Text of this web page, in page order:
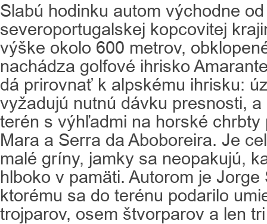
Slabú hodinku autom východne
severoportugalskej kopcovitej
výške okolo 600 metrov,
nachádza golfové ihrisko
dá prirovnať k alpskému ihrisku:
vyžadujú nutnú dávku presnosti,
terén s výhľadmi na horské chrbty
Mara a Serra da Aboboreira. Je
malé gríny, jamky sa neopakujú,
hlboko v pamäti. Autorom je Jorge
ktorému sa do terénu podarilo
trojparov, osem štvorparov a len